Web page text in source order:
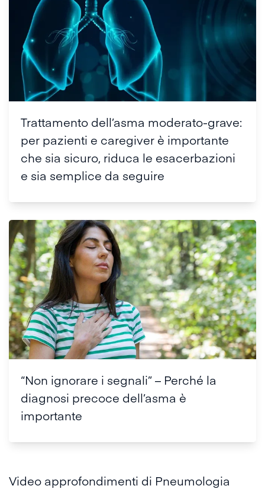
Trattamento dell’asma moderato-grave:
per pazienti e caregiver è importante
che sia sicuro, riduca le esacerbazioni
e sia semplice da seguire
“Non ignorare i segnali” – Perché la
diagnosi precoce dell’asma è
importante
Video approfondimenti di Pneumologia